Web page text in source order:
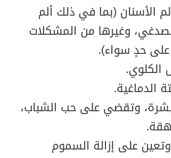
الأسنان (بما في ذلك ألم
وغيرها من المشكلات
على حدٍ سواء).
الدماغية.
وتقضي على حب الشباب،
على إزالة السموم